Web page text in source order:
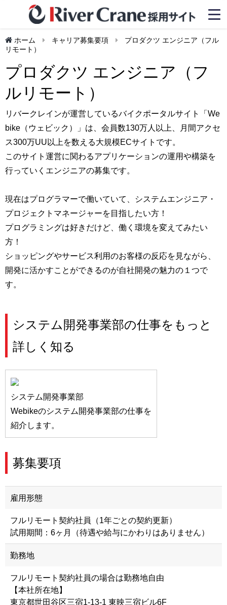
ホーム キャリア募集要項
プロダクツ エンジニア（フル
リモート）
プロダクツ エンジニア（フ
ルリモート）
リバークレインが運営しているバイクポータルサイト「We
bike（ウェビック）」は、会員数130万人以上、月間アクセ
ス300万UU以上を数える大規模ECサイトです。
このサイト運営に関わるアプリケーションの運用や構築を
行っていくエンジニアの募集です。
現在はプログラマーで働いていて、システムエンジニア・
プロジェクトマネージャーを目指したい方！
プログラミングは好きだけど、働く環境を変えてみたい
方！
ショッピングやサービス利用のお客様の反応を見ながら、
開発に活かすことができるのが自社開発の魅力の１つで
す。
システム開発事業部の仕事をもっと
詳しく知る
システム開発事業部
Webikeのシステム開発事業部の仕事を
紹介します。
募集要項
雇用形態
フルリモート契約社員（1年ごとの契約更新）
試用期間：6ヶ月（待遇や給与にかわりはありません）
勤務地
フルリモート契約社員の場合は勤務地自由
【本社所在地】
東京都世田谷区三宿1-13-1 東映三宿ビル6F